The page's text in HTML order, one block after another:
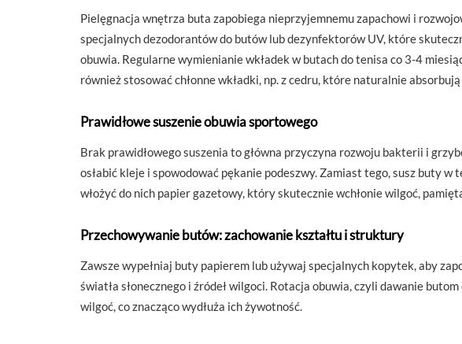
Pielęgnacja wnętrza buta zapobiega nieprzyjemnemu zapachowi i
specjalnych dezodorantów do butów lub dezynfektorów UV, które
obuwia. Regularne wymienianie wkładek w butach do tenisa co 3-4
również stosować chłonne wkładki, np. z cedru, które naturalnie
Prawidłowe suszenie obuwia sportowego
Brak prawidłowego suszenia to główna przyczyna rozwoju bakterii i
osłabić kleje i spowodować pękanie podeszwy. Zamiast tego, susz buty
włożyć do nich papier gazetowy, który skutecznie wchłonie wilgoć,
Przechowywanie butów: zachowanie kształtu i struktury
Zawsze wypełniaj buty papierem lub używaj specjalnych kopytek, aby
światła słonecznego i źródeł wilgoci. Rotacja obuwia, czyli dawanie
wilgoć, co znacząco wydłuża ich żywotność.